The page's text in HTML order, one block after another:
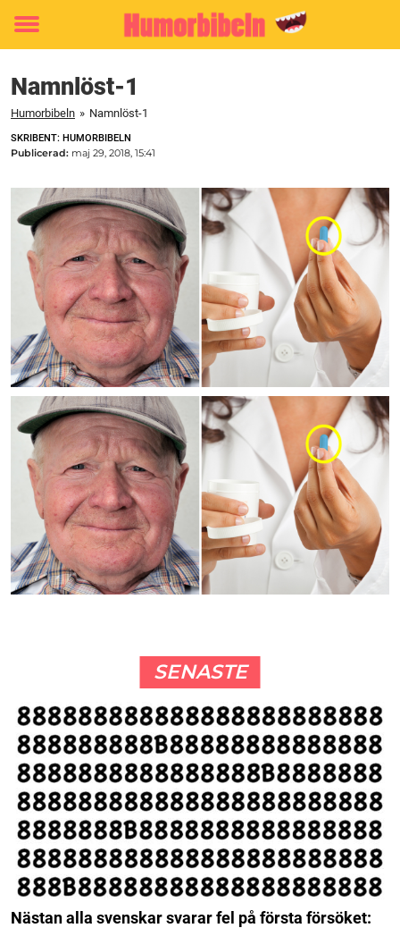
Toggle
Namnlöst-1
Humorbibeln » Namnlöst-1
SKRIBENT: HUMORBIBELN
Publicerad: maj 29, 2018, 15:41
SENASTE
Nästan alla svenskar svarar fel på första försöket: